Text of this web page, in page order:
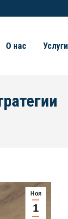
О нас Услуги
Ноя
1